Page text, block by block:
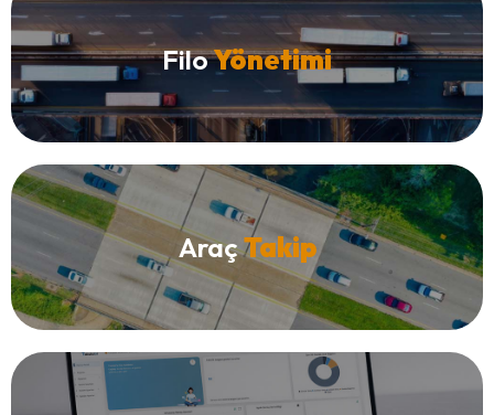
FiloYönetimi
AraçTakip